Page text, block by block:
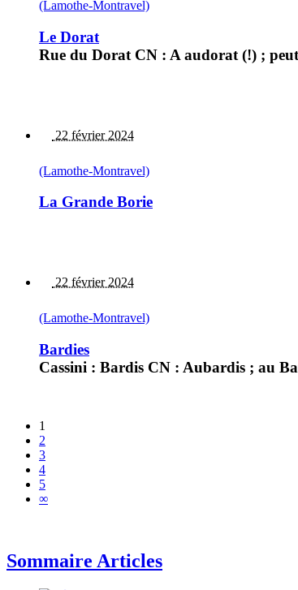
(Lamothe-Montravel)
Le Dorat
Rue du Dorat CN : A audorat (!) ;
22 février 2024
(Lamothe-Montravel)
La Grande Borie
22 février 2024
(Lamothe-Montravel)
Bardies
Cassini : Bardis CN : Aubardis ; au
1
2
3
4
5
∞
Sommaire Articles